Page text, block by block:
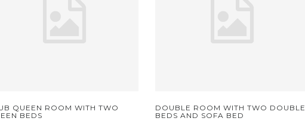
QUEEN ROOM WITH TWO
BEDS
DOUBLE ROOM WITH TWO DOUBLE
BEDS AND SOFA BED